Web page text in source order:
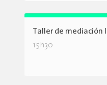
Taller de mediación
15h30